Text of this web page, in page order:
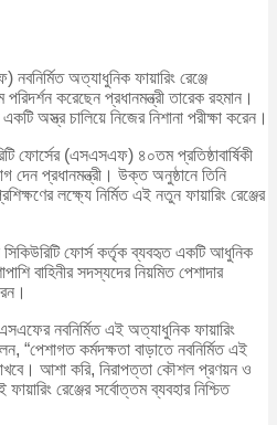
অত্যাধুনিক ফায়ারিং রেঞ্জে
পরিদর্শন করেছেন প্রধানমন্ত্রী তারেক রহমান।
অস্ত্র চালিয়ে নিজের নিশানা পরীক্ষা করেন।
ফোর্সের (এসএসএফ) ৪০তম প্রতিষ্ঠাবার্ষিকী
প্রধানমন্ত্রী। উক্ত অনুষ্ঠানে তিনি
লক্ষ্যে নির্মিত এই নতুন ফায়ারিং রেঞ্জের
সিকিউরিটি ফোর্স কর্তৃক ব্যবহৃত একটি আধুনিক
বাহিনীর সদস্যদের নিয়মিত পেশাদার
নবনির্মিত এই অত্যাধুনিক ফায়ারিং
“পেশাগত কর্মদক্ষতা বাড়াতে নবনির্মিত এই
রাখবে। আশা করি, নিরাপত্তা কৌশল প্রণয়ন ও
রেঞ্জের সর্বোত্তম ব্যবহার নিশ্চিত